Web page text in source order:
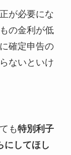
が必要にな
の金利が低
確定申告の
ないといけ
も特別利子
にしてほし